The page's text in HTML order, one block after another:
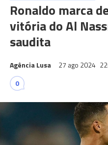
Ronaldo marca
vitória do Al
saudita
Agência Lusa 27 ago 2024
0